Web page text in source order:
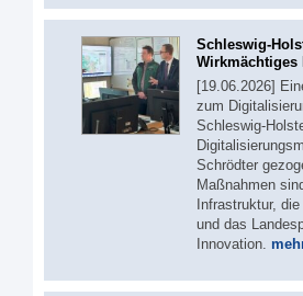
Schleswig-
Wirkmächtiges
[19.06.2026]
zum
Schleswig-
Schrödter
Maßnahmen
Infrastruktur,
und das
Innovation.